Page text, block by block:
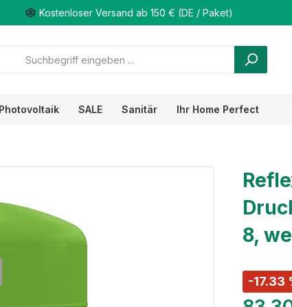
Kostenloser Versand ab 150 € (DE / Paket)
Photovoltaik SALE Sanitär Ihr Home Perfect
8,
-17.33